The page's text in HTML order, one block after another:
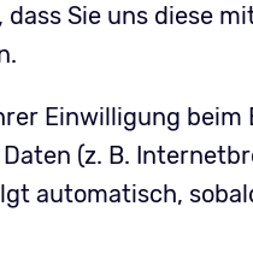
Sie uns diese
Einwilligung beim
(z. B.
automatisch,